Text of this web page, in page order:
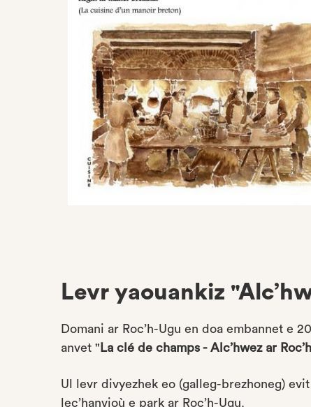
Levr yaouankiz
Domani ar Roc’h-Ugu en doa embannet e
anvet " La clé de champs - Alc’hwez ar Roc’h
Ul levr divyezhek eo (galleg-brezhoneg)
lec’hanvioù e park ar Roc’h-Ugu.